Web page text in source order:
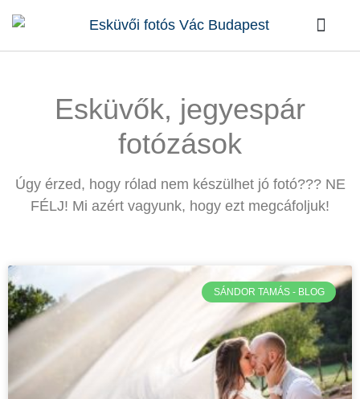
Esküvők, jegyespár
fotózások
Úgy érzed, hogy rólad nem készülhet jó fotó??? NE
FÉLJ! Mi azért vagyunk, hogy ezt megcáfoljuk!
SÁNDOR TAMÁS - BLOG